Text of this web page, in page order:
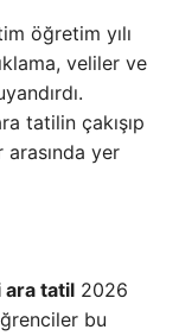
öğretim yılı
veliler ve
tatilin çakışıp
arasında yer
ara tatil 2026
bu